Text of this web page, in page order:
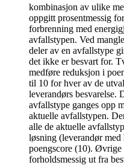
kombinasjon av ulike
oppgitt prosentmessig
forbrenning med
avfallstypen. Ved
deler av en avfallstype
det ikke er besvart for.
medføre reduksjon i
til 10 for hver av de
leverandørs besvarelse.
avfallstype ganges opp
aktuelle avfallstypen.
alle de aktuelle
løsning (leverandør med
poengscore (10). Øvrige
forholdsmessig ut fra